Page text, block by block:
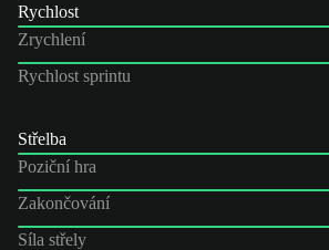
Rychlost
Zrychlení
Rychlost sprintu
Střelba
Poziční hra
Zakončování
Síla střely